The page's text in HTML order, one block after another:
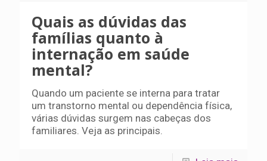
Quais as dúvidas das
famílias quanto à
internação em saúde
mental?
Quando um paciente se interna para tratar
um transtorno mental ou dependência física,
várias dúvidas surgem nas cabeças dos
familiares. Veja as principais.